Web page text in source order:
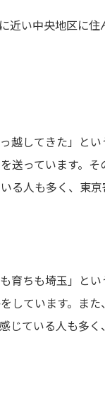
近い中央地区に
越してきた」と
送っています。
る人も多く、東京
ちも埼玉」と
しています。ま
ている人も多く